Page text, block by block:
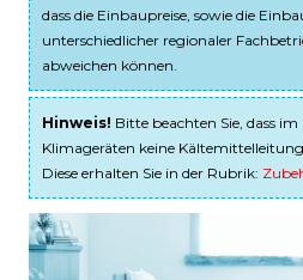
dass die Einbaupreise, sowie die
unterschiedlicher regionaler
abweichen können.
Hinweis! Bitte beachten Sie, dass
Klimageräten keine
Diese erhalten Sie in der Rubrik: